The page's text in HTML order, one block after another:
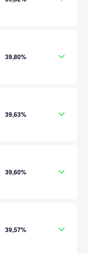
39,80%
39,63%
39,60%
39,57%